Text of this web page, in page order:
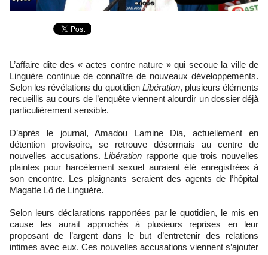
L’affaire dite des « actes contre nature » qui secoue la ville de
Linguère continue de connaître de nouveaux développements.
Selon les révélations du quotidien Libération, plusieurs éléments
recueillis au cours de l’enquête viennent alourdir un dossier déjà
particulièrement sensible.
D’après le journal, Amadou Lamine Dia, actuellement en
détention provisoire, se retrouve désormais au centre de
nouvelles accusations.Libération rapporte que trois nouvelles
plaintes pour harcèlement sexuel auraient été enregistrées à
son encontre. Les plaignants seraient des agents de l’hôpital
Magatte Lô de Linguère.
Selon leurs déclarations rapportées par le quotidien, le mis en
cause les aurait approchés à plusieurs reprises en leur
proposant de l’argent dans le but d’entretenir des relations
intimes avec eux. Ces nouvelles accusations viennent s’ajouter